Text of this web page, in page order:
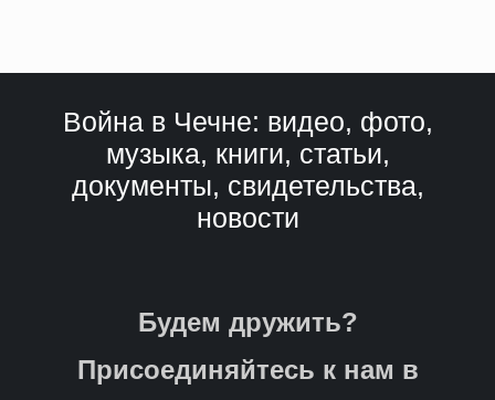
Война в Чечне: видео, фото,
музыка, книги, статьи,
документы, свидетельства,
новости
Будем дружить?
Присоединяйтесь к нам в